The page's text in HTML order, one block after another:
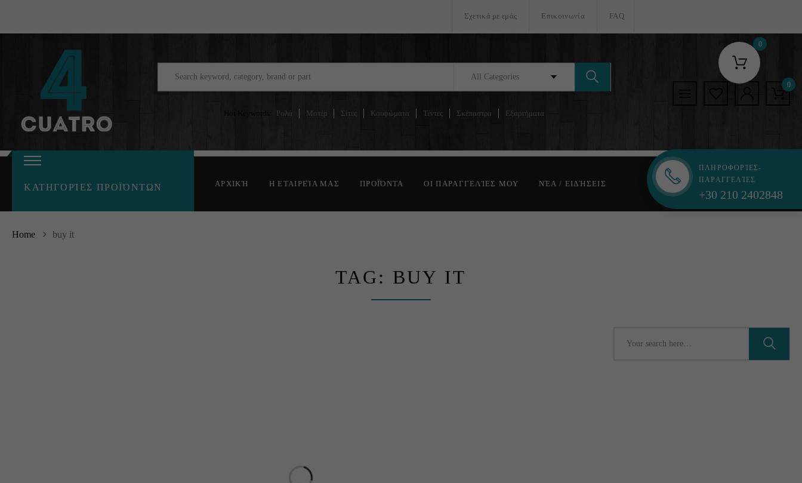
Σχετικά με εμάς Επικοινωνία FAQ
All Categories
Hot Keywords: Ρολά Μοτέρ Σίτες Κουφώματα Τέντες Σκέπαστρα Εξαρτήματα
0
0
ΚΑΤΗΓΟΡΊΕΣ ΠΡΟΪΌΝΤΩΝ ΑΡΧΙΚΉ Η ΕΤΑΙΡΕΊΑ ΜΑΣ ΠΡΟΪΌΝΤΑ ΟΙ ΠΑΡΑΓΓΕΛΊΕΣ ΜΟΥ ΝΈΑ / ΕΙΔΉΣΕΙΣ
ΠΛΗΡΟΦΟΡΊΕΣ-
ΠΑΡΑΓΓΕΛΊΕΣ
+30 210 2402848
Home buy it
TAG: BUY IT